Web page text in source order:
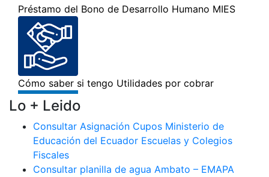
Lo + Leido
Consultar Asignación Cupos Ministerio de
Educación del Ecuador Escuelas y Colegios
Fiscales
Consultar planilla de agua Ambato – EMAPA